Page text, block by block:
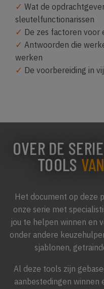
✓ Wat de
sleutelfunctionarissen
✓ De zes factoren voor
✓ Antwoorden die
werken
✓ De voorbereiding in
OVER DE
TOOLS
Het document op deze
onze serie met
jou te helpen winnen en
onder andere
sjablonen,
Al deze tools zijn
aanbestedingen winnen